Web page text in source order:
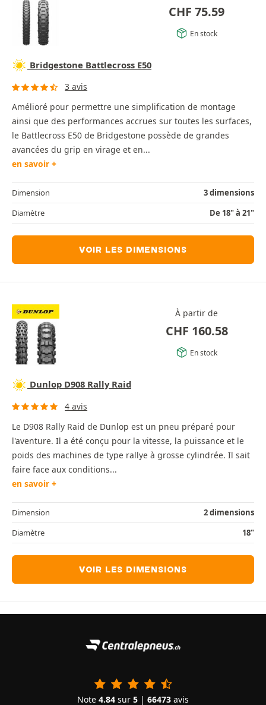
CHF 75.59
En stock
Bridgestone Battlecross E50
3 avis
Amélioré pour permettre une simplification de montage
ainsi que des performances accrues sur toutes les surfaces,
le Battlecross E50 de Bridgestone possède de grandes
avancées du grip en virage et en...
en savoir +
Dimension
3 dimensions
Diamètre
De 18" à 21"
VOIR LES DIMENSIONS
À partir de
CHF 160.58
En stock
Dunlop D908 Rally Raid
4 avis
Le D908 Rally Raid de Dunlop est un pneu préparé pour
l'aventure. Il a été conçu pour la vitesse, la puissance et le
poids des machines de type rallye à grosse cylindrée. Il sait
faire face aux conditions...
en savoir +
Dimension
2 dimensions
Diamètre
18"
VOIR LES DIMENSIONS
Note 4.84 sur 5 | 66473 avis